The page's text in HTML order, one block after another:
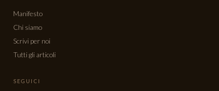
Manifesto
Chi siamo
Scrivi per noi
Tutti gli articoli
SEGUICI